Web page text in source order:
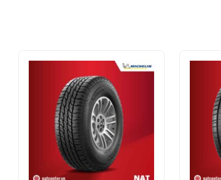
NAT CENTER cam kết cung cấp 100% lốp Michelin
Dịch vụ chuyên nghiệp: Đội ngũ nhân viên tư vấn nhiệt
Cơ sở vật chất hiện đại: NAT CENTER sở hữu hệ thống
và dịch vụ chuyên nghiệp nhất.
Ngoài ra, NAT CENTER còn cung cấp các dịch vụ khác
Lắp đặt lốp xe chuyên nghiệp
Cân bằng bánh xe
Vá lốp xe
Bơm khí ni-tơ